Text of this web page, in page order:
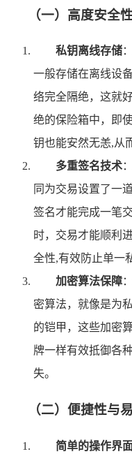
（一）高度安全性
私钥离线存储
一般存储在离线设
络完全隔绝，这就
绝的保险箱中，即
钥也能安然无恙,从
多重签名技术
同为交易设置了一
签名才能完成一笔
时，交易才能顺利
全性,有效防止单一
加密算法保障
密算法，就像是为
的铠甲，这些加密
牌一样有效抵御各
失。
（二）便捷性与
简单的操作界